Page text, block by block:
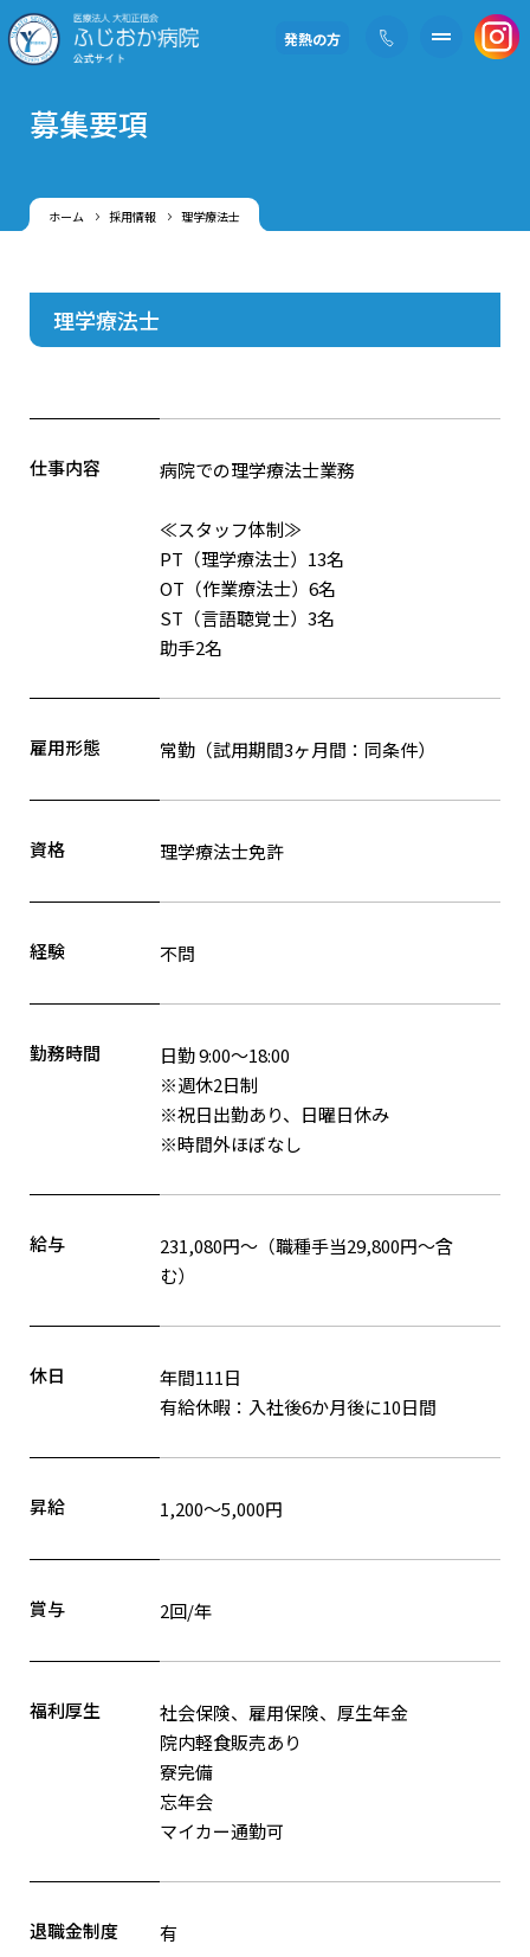
発熱の方
募集要項
ホーム 採用情報 理学療法士
理学療法士
仕事内容 病院での理学療法士業務
≪スタッフ体制≫
PT（理学療法士）13名
OT（作業療法士）6名
ST（言語聴覚士）3名
助手2名
雇用形態 常勤（試用期間3ヶ月間：同条件）
資格 理学療法士免許
経験 不問
勤務時間
日勤 9:00～18:00
※週休2日制
※祝日出勤あり、日曜日休み
※時間外ほぼなし
給与
231,080円～（職種手当29,800円～含
む）
休日
年間111日
有給休暇：入社後6か月後に10日間
昇給 1,200～5,000円
賞与 2回/年
福利厚生
社会保険、雇用保険、厚生年金
院内軽食販売あり
寮完備
忘年会
マイカー通勤可
退職⾦制度 有